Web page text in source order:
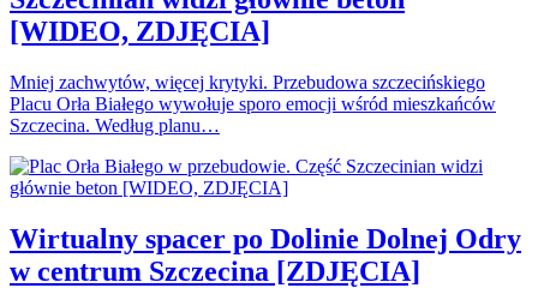
[WIDEO, ZDJĘCIA]
Mniej zachwytów, więcej krytyki. Przebudowa szczecińskiego
Placu Orła Białego wywołuje sporo emocji wśród mieszkańców
Szczecina. Według planu…
Wirtualny spacer po Dolinie Dolnej Odry
w centrum Szczecina [ZDJĘCIA]